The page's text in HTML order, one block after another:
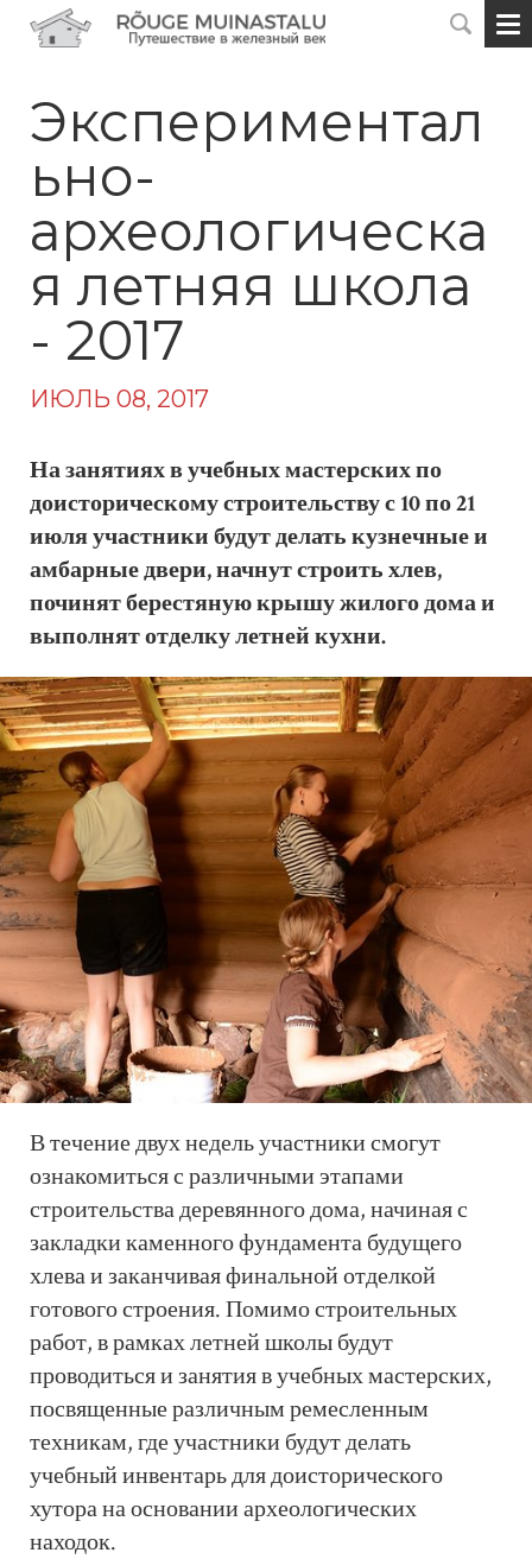
Экспериментал
ьно-
археологическа
я летняя школа
- 2017
ИЮЛЬ 08, 2017
На занятиях в учебных мастерских по
доисторическому строительству с 10 по 21
июля участники будут делать кузнечные и
амбарные двери, начнут строить хлев,
починят берестяную крышу жилого дома и
выполнят отделку летней кухни.
В течение двух недель участники смогут
ознакомиться с различными этапами
строительства деревянного дома, начиная с
закладки каменного фундамента будущего
хлева и заканчивая финальной отделкой
готового строения. Помимо строительных
работ, в рамках летней школы будут
проводиться и занятия в учебных мастерских,
посвященные различным ремесленным
техникам, где участники будут делать
учебный инвентарь для доисторического
хутора на основании археологических
находок.